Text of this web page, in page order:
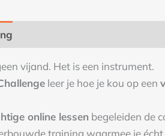
vijand. Het is een instrument.
leer je hoe je kou op een
online lessen begeleiden de
training waarmee je